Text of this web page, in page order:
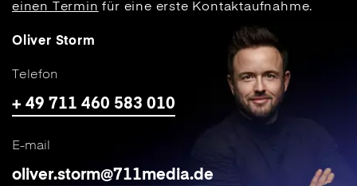
einen Termin für eine erste Kontaktaufnahme.
Oliver Storm
Telefon
+ 49 711 460 583 010
E-mail
oliver.storm@711media.de